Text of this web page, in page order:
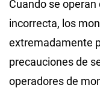
Cuando se
incorrecta, los
extremadamente
precauciones de
operadores de